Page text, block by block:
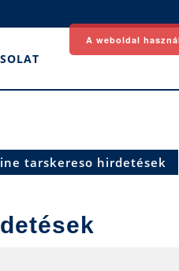
tarskereso hirdetések
A weboldal